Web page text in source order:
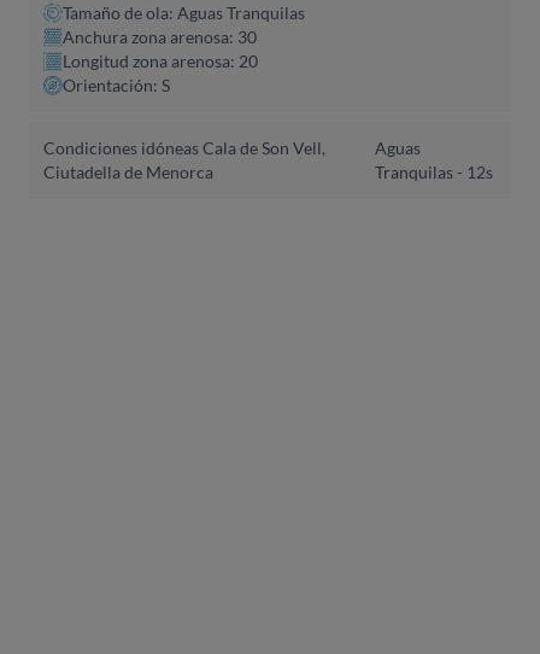
Tamaño de ola: Aguas Tranquilas
Anchura zona arenosa: 30
Longitud zona arenosa: 20
Orientación: S
Condiciones idóneas Cala de Son Vell,
Ciutadella de Menorca
Aguas
Tranquilas - 12s